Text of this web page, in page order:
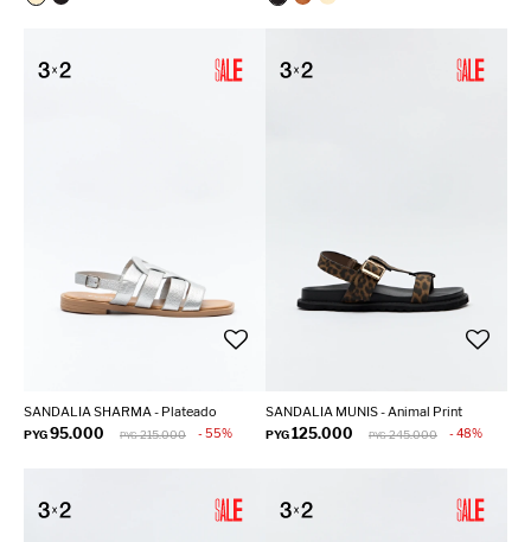
SANDALIA SHARMA - Plateado
PYG95.000 PYG 215.000 55
SANDALIA MUNIS - Animal Print
PYG125.000 PYG 245.000 48